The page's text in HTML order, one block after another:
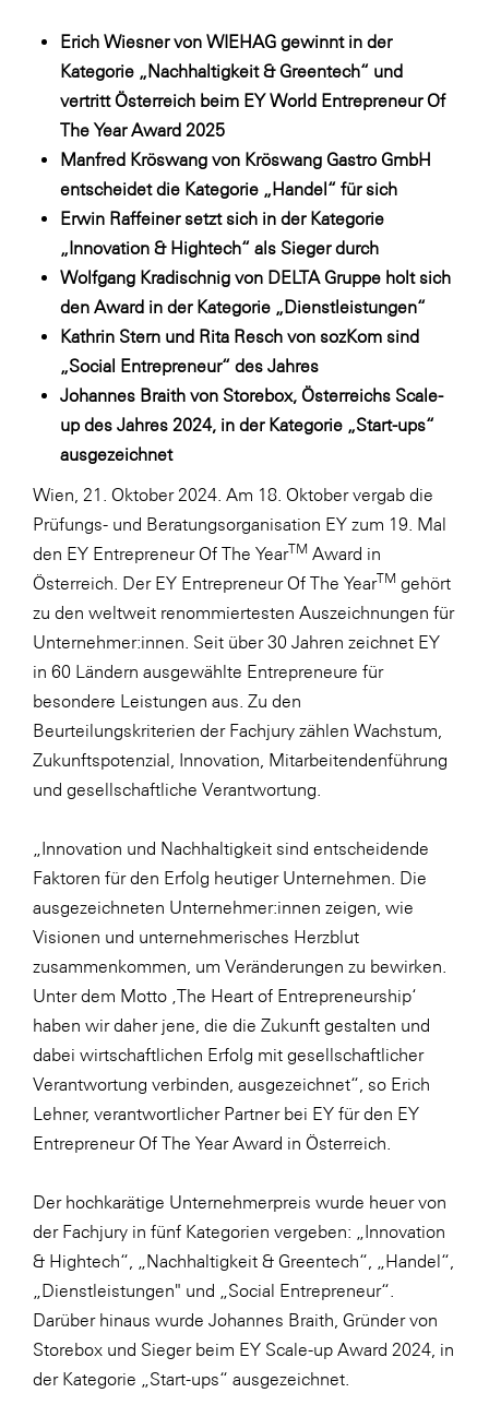
FRoSTA
FV Energierohstoff & Kraftstoff
Gardena
Gas Connect Austria
GBV - Verband gemeinnütziger
Bauvereinigungen
Getzner Werkstoffe
Heimat Österreich
ikp
Johnson & Johnson
JELD-WEN DANA
kosaplaner
LAT Nitrogen
Libro
Lidl Österreich
Die Menü-Manufaktur
OMV
OptimaMed
PAGRO
Primark
sebamed
SeneCura
SKINUANCE®
Somfy
STIHL Tirol
Trend Micro
TAG GmbH
VALETTA
Verband Druck Medien Österreich
Erich Wiesner von WIEHAG gewinnt in der
Kategorie „Nachhaltigkeit & Greentech“ und
vertritt Österreich beim EY World Entrepreneur Of
The Year Award 2025
Manfred Kröswang von Kröswang Gastro GmbH
entscheidet die Kategorie „Handel“ für sich
Erwin Raffeiner setzt sich in der Kategorie
„Innovation & Hightech“ als Sieger durch
Wolfgang Kradischnig von DELTA Gruppe holt sich
den Award in der Kategorie „Dienstleistungen“
Kathrin Stern und Rita Resch von sozKom sind
„Social Entrepreneur“ des Jahres
Johannes Braith von Storebox, Österreichs Scale-
up des Jahres 2024, in der Kategorie „Start-ups“
ausgezeichnet
Wien, 21. Oktober 2024. Am 18. Oktober vergab die
Prüfungs- und Beratungsorganisation EY zum 19. Mal
den EY Entrepreneur Of The YearTM Award in
Österreich. Der EY Entrepreneur Of The YearTM gehört
zu den weltweit renommiertesten Auszeichnungen für
Unternehmer:innen. Seit über 30 Jahren zeichnet EY
in 60 Ländern ausgewählte Entrepreneure für
besondere Leistungen aus. Zu den
Beurteilungskriterien der Fachjury zählen Wachstum,
Zukunftspotenzial, Innovation, Mitarbeitendenführung
und gesellschaftliche Verantwortung.
„Innovation und Nachhaltigkeit sind entscheidende
Faktoren für den Erfolg heutiger Unternehmen. Die
ausgezeichneten Unternehmer:innen zeigen, wie
Visionen und unternehmerisches Herzblut
zusammenkommen, um Veränderungen zu bewirken.
Unter dem Motto ‚The Heart of Entrepreneurship‘
haben wir daher jene, die die Zukunft gestalten und
dabei wirtschaftlichen Erfolg mit gesellschaftlicher
Verantwortung verbinden, ausgezeichnet“, so Erich
Lehner, verantwortlicher Partner bei EY für den EY
Entrepreneur Of The Year Award in Österreich.
Der hochkarätige Unternehmerpreis wurde heuer von
der Fachjury in fünf Kategorien vergeben: „Innovation
& Hightech“, „Nachhaltigkeit & Greentech“, „Handel“,
„Dienstleistungen" und „Social Entrepreneur“.
Darüber hinaus wurde Johannes Braith, Gründer von
Storebox und Sieger beim EY Scale-up Award 2024, in
der Kategorie „Start-ups“ ausgezeichnet.